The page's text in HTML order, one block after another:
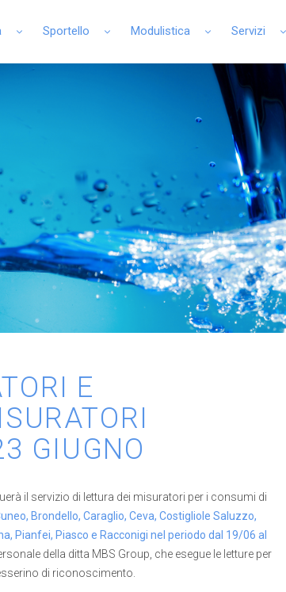
Sportello Modulistica Servizi
E
GIUGNO
il servizio di lettura dei misuratori per i consumi di
Brondello, Caraglio, Ceva, Costigliole Saluzzo,
Pianfei, Piasco e Racconigi nel periodo dal 19/06 al
della ditta MBS Group, che esegue le letture per
di riconoscimento.